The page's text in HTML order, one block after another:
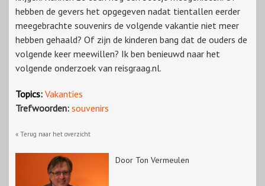
hebben de gevers het opgegeven nadat tientallen eerder
meegebrachte souvenirs de volgende vakantie niet meer
hebben gehaald? Of zijn de kinderen bang dat de ouders de
volgende keer meewillen? Ik ben benieuwd naar het
volgende onderzoek van reisgraag.nl.
Topics: Vakanties
Trefwoorden: souvenirs
« Terug naar het overzicht
Door Ton Vermeulen